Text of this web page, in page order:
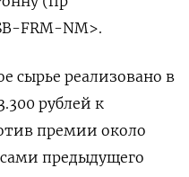
FRM-NM>.
сырье реализовано в
рублей к
премии около
предыдущего